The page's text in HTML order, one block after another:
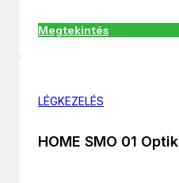
Megtekintés
LÉGKEZELÉS
HOME SMO 01